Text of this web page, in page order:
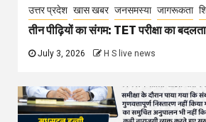
उत्तर प्रदेश खास खबर जनसमस्या जागरूकता
तीन पीढ़ियों का संगम: TET परीक्षा का
July 3, 2026 H S live news